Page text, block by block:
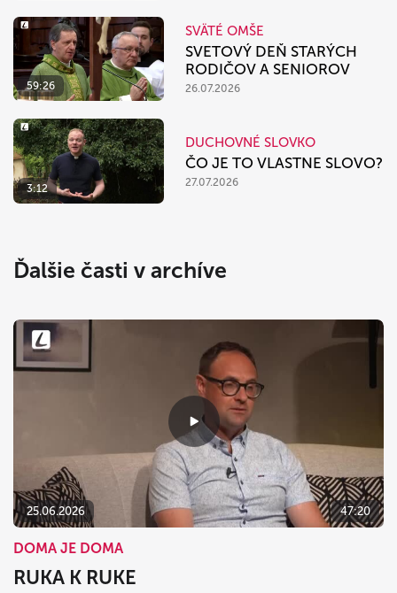
59:26
SVÄTÉ OMŠE
SVETOVÝ DEŇ STARÝCH
RODIČOV A SENIOROV
26.07.2026
3:12
DUCHOVNÉ SLOVKO
ČO JE TO VLASTNE SLOVO?
27.07.2026
Ďalšie časti v archíve
25.06.2026 47:20
DOMA JE DOMA
RUKA K RUKE